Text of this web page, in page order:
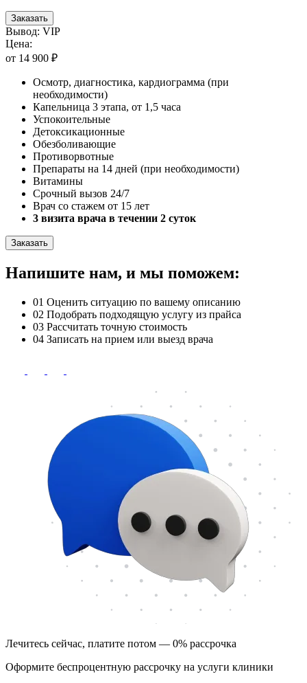
Заказать
Вывод: VIP
Цена:
от 14 900 ₽
Осмотр, диагностика, кардиограмма (при
необходимости)
Капельница 3 этапа, от 1,5 часа
Успокоительные
Детоксикационные
Обезболивающие
Противорвотные
Препараты на 14 дней (при необходимости)
Витамины
Срочный вызов 24/7
Врач со стажем от 15 лет
3 визита врача в течении 2 суток
Заказать
Напишите нам, и мы поможем:
01 Оценить ситуацию по вашему описанию
02 Подобрать подходящую услугу из прайса
03 Рассчитать точную стоимость
04 Записать на прием или выезд врача
Лечитесь сейчас, платите потом — 0% рассрочка
Оформите беспроцентную рассрочку на услуги клиники